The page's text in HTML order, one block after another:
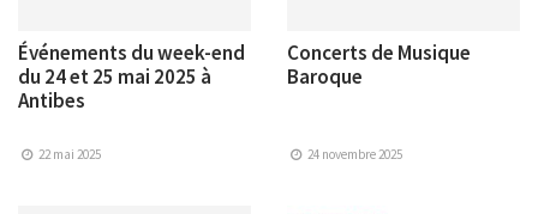
Événements du week-end
du 24 et 25 mai 2025 à
Antibes
22 mai 2025
Concerts de Musique
Baroque
24 novembre 2025